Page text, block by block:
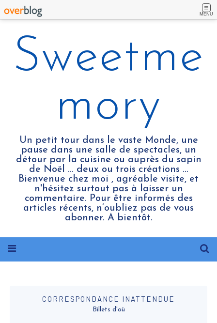
MENU
Sweetme
mory
Un petit tour dans le vaste Monde, une
pause dans une salle de spectacles, un
détour par la cuisine ou auprès du sapin
de Noël ... deux ou trois créations …
Bienvenue chez moi , agréable visite, et
n'hésitez surtout pas à laisser un
commentaire. Pour être informés des
articles récents, n’oubliez pas de vous
abonner. A bientôt.
CORRESPONDANCE INATTENDUE
Billets d'où